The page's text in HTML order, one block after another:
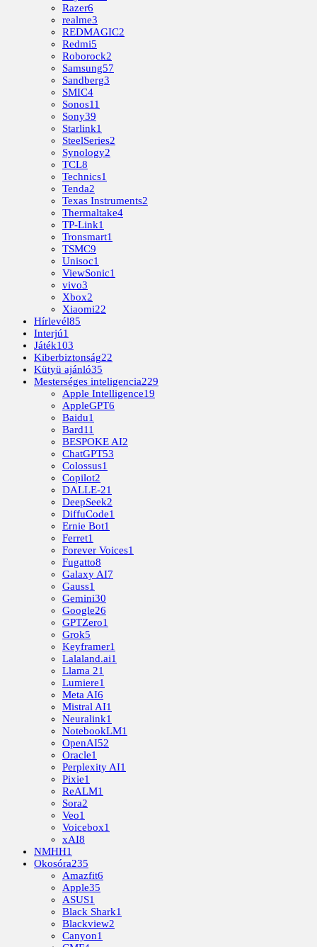
Razer6
realme3
REDMAGIC2
Redmi5
Roborock2
Samsung57
Sandberg3
SMIC4
Sonos11
Sony39
Starlink1
SteelSeries2
Synology2
TCL8
Technics1
Tenda2
Texas Instruments2
Thermaltake4
TP-Link1
Tronsmart1
TSMC9
Unisoc1
ViewSonic1
vivo3
Xbox2
Xiaomi22
Hírlevél85
Interjú1
Játék103
Kiberbiztonság22
Kütyü ajánló35
Mesterséges inteligencia229
Apple Intelligence19
AppleGPT6
Baidu1
Bard11
BESPOKE AI2
ChatGPT53
Colossus1
Copilot2
DALLE-21
DeepSeek2
DiffuCode1
Ernie Bot1
Ferret1
Forever Voices1
Fugatto8
Galaxy AI7
Gauss1
Gemini30
Google26
GPTZero1
Grok5
Keyframer1
Lalaland.ai1
Llama 21
Lumiere1
Meta AI6
Mistral AI1
Neuralink1
NotebookLM1
OpenAI52
Oracle1
Perplexity AI1
Pixie1
ReALM1
Sora2
Veo1
Voicebox1
xAI8
NMHH1
Okosóra235
Amazfit6
Apple35
ASUS1
Black Shark1
Blackview2
Canyon1